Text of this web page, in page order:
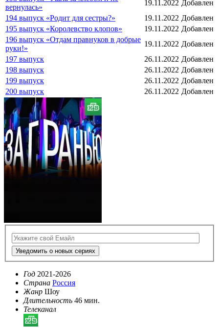
вернулась»
19.11.2022 Добавлен
194 выпуск «Родит для сестры?»
19.11.2022 Добавлен
195 выпуск «Королевство клопов»
19.11.2022 Добавлен
196 выпуск «Отдам правнуков в добрые
руки!»
19.11.2022 Добавлен
197 выпуск
26.11.2022 Добавлен
198 выпуск
26.11.2022 Добавлен
199 выпуск
26.11.2022 Добавлен
200 выпуск
26.11.2022 Добавлен
Уведомить о новых сериях
Год 2021-2026
Страна Россия
Жанр Шоу
Длительность 46 мин.
Телеканал